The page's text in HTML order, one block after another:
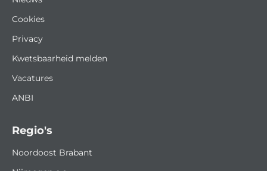
Regio's
Noordoost Brabant
Cookies
Privacy
Kwetsbaarheid melden
Vacatures
ANBI